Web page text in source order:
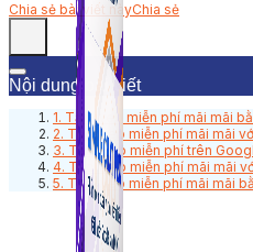
Chia sẻ bài viết nàyChia sẻ
Nội dung bài viết
1. Tạo web miễn phí mãi mãi
2. Tạo web miễn phí mãi mãi
3. Tạo web miễn phí trên
4. Tạo web miễn phí mãi mãi
5. Tạo web miễn phí mãi mãi